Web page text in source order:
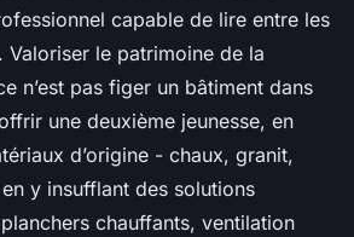
capable de lire entre les
Valoriser le patrimoine de la
n’est pas figer un bâtiment dans
une deuxième jeunesse, en
d’origine - chaux, granit,
y insufflant des solutions
chauffants, ventilation